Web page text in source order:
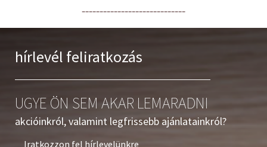
-----------------------------
hírlevél feliratkozás
UGYE ÖN SEM AKAR LEMARADNI
akcióinkról, valamint legfrissebb ajánlatainkról?
Iratkozzon fel hírlevelünkre